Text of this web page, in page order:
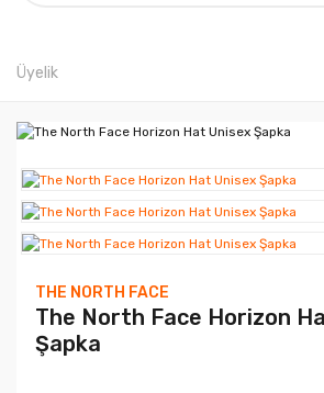
Üyelik
THE NORTH FACE
The North Face Horizon
Şapka